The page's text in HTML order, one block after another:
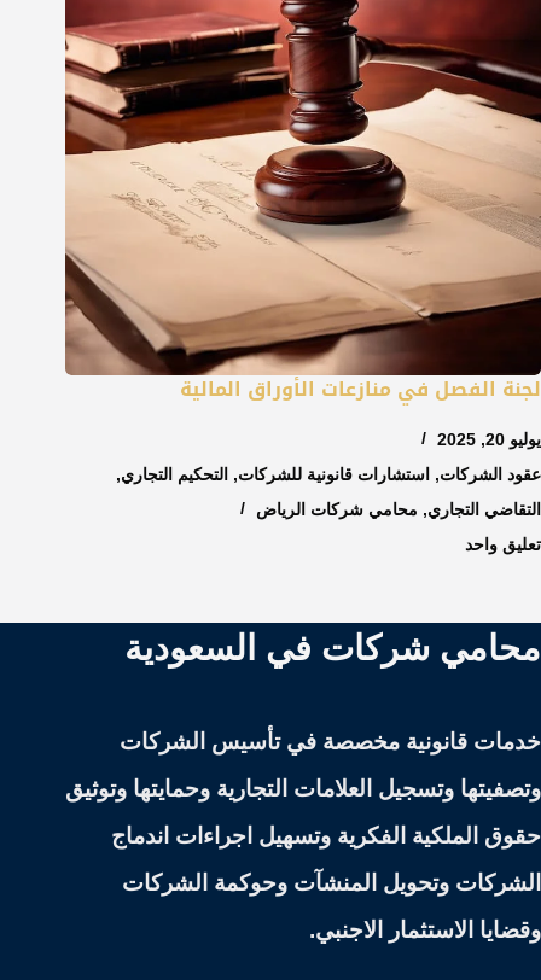
لجنة الفصل في منازعات الأوراق المالية
يوليو 20, 2025
عقود الشركات, استشارات قانونية للشركات, التحكيم التجاري,
التقاضي التجاري, محامي شركات الرياض
تعليق واحد
محامي شركات في السعودية
خدمات قانونية مخصصة في تأسيس الشركات
وتصفيتها وتسجيل العلامات التجارية وحمايتها وتوثيق
حقوق الملكية الفكرية وتسهيل اجراءات اندماج
الشركات وتحويل المنشآت وحوكمة الشركات
وقضايا الاستثمار الاجنبي.